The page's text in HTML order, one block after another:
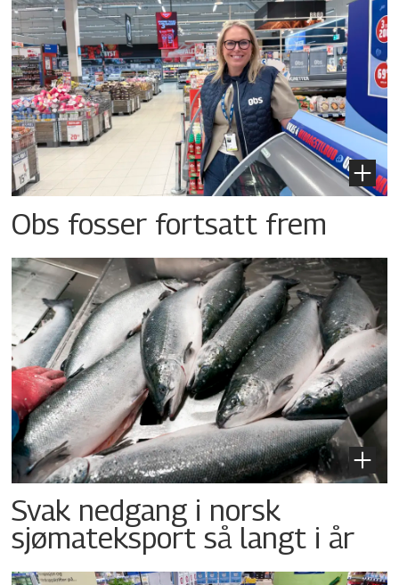
Obs fosser fortsatt frem
Svak nedgang i norsk
sjømateksport så langt i år